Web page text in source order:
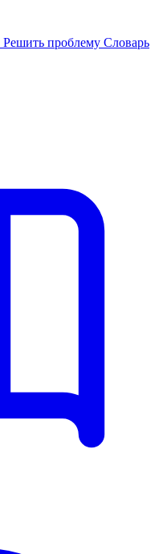
Решить проблему Словарь